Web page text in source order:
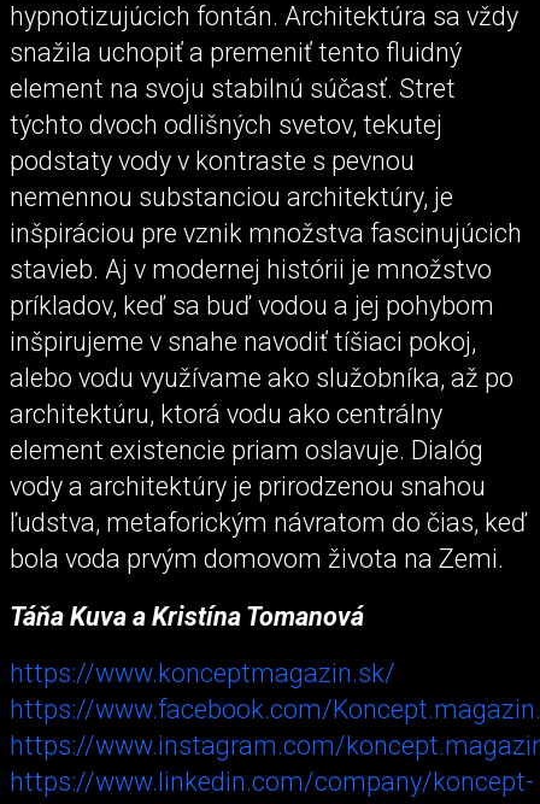
hypnotizujúcich fontán. Architektúra sa vždy
snažila uchopiť a premeniť tento fluidný
element na svoju stabilnú súčasť. Stret
týchto dvoch odlišných svetov, tekutej
podstaty vody v kontraste s pevnou
nemennou substanciou architektúry, je
inšpiráciou pre vznik množstva fascinujúcich
stavieb. Aj v modernej histórii je množstvo
príkladov, keď sa buď vodou a jej pohybom
inšpirujeme v snahe navodiť tíšiaci pokoj,
alebo vodu využívame ako služobníka, až po
architektúru, ktorá vodu ako centrálny
element existencie priam oslavuje. Dialóg
vody a architektúry je prirodzenou snahou
ľudstva, metaforickým návratom do čias, keď
bola voda prvým domovom života na Zemi.
Táňa Kuva a Kristína Tomanová
https://www.konceptmagazin.sk/
https://www.facebook.com/
https://www.instagram.com/
https://www.linkedin.com/company/koncept-